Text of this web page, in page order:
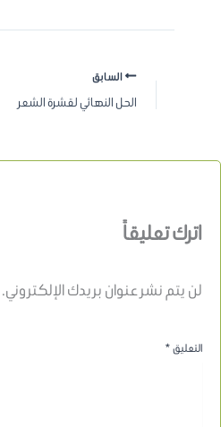
السابق
الحل النهائي لقشرة الشعر
اترك تعليقاً
لن يتم نشر عنوان بريدك الإلكتروني.
التعليق*